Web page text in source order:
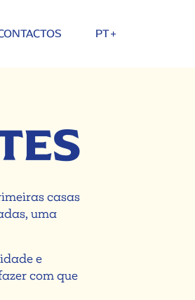
PT+
casas
uma
e
com que